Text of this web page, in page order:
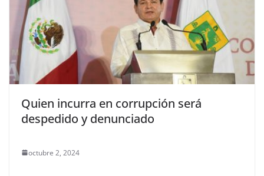
Quien incurra en corrupción será
despedido y denunciado
octubre 2, 2024